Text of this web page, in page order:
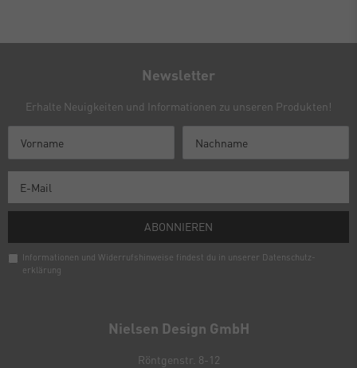
Nielsen Design GmbH
Röntgenstr. 8-12
Newsletter
Erhalte Neuigkeiten und Informationen zu unseren Produkten!
ABONNIEREN
Informationen und Widerrufshinweise findest du in unserer Daten­schutz­
erklärung